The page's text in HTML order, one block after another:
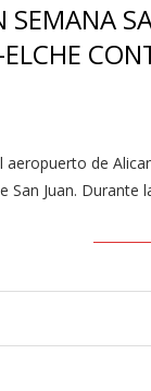
SEMANA
aeropuerto de
San Juan. Durante